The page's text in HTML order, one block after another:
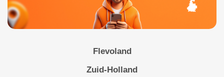
Flevoland
Zuid-Holland